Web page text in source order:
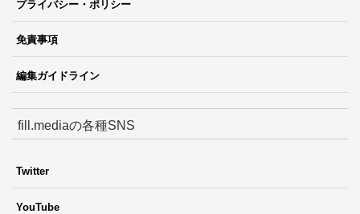
プライバシー・ポリシー
免責事項
編集ガイドライン
fill.mediaの各種SNS
Twitter
YouTube